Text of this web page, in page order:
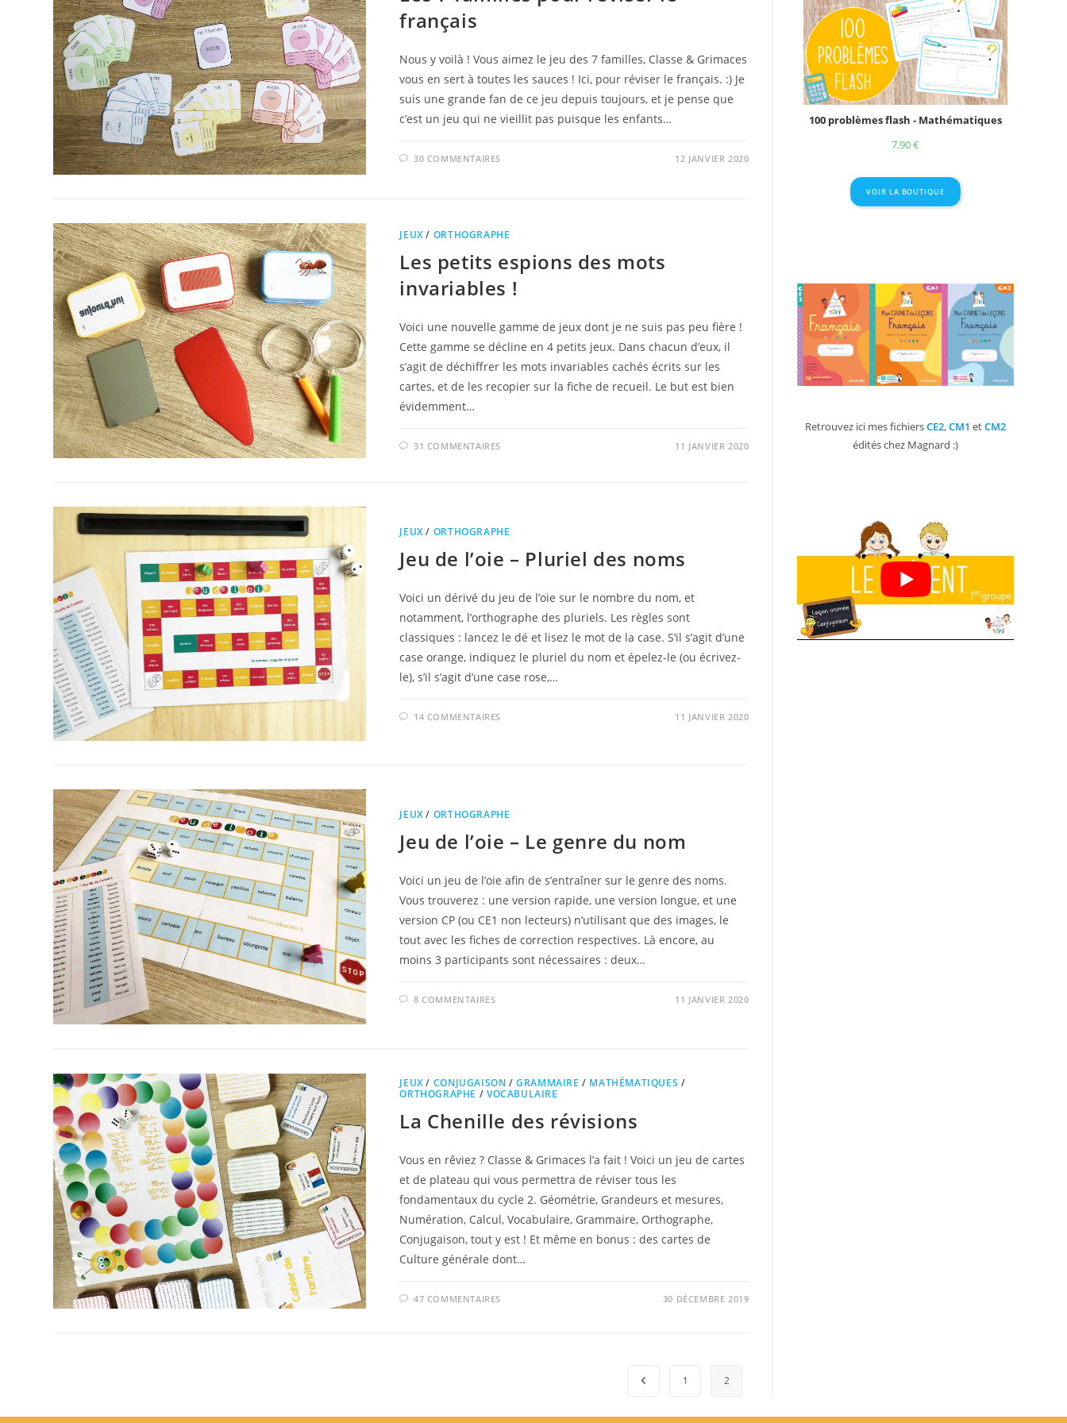
français
Nous y voilà ! Vous aimez le jeu des 7 familles, Classe & Grimaces
vous en sert à toutes les sauces ! Ici, pour réviser le français. :) Je
suis une grande fan de ce jeu depuis toujours, et je pense que
c’est un jeu qui ne vieillit pas puisque les enfants…
30 COMMENTAIRES 12 JANVIER 2020
JEUX/ ORTHOGRAPHE
Les petits espions des mots
invariables !
Voici une nouvelle gamme de jeux dont je ne suis pas peu fière !
Cette gamme se décline en 4 petits jeux. Dans chacun d’eux, il
s’agit de déchiffrer les mots invariables cachés écrits sur les
cartes, et de les recopier sur la fiche de recueil. Le but est bien
évidemment…
31 COMMENTAIRES 11 JANVIER 2020
JEUX/ ORTHOGRAPHE
Jeu de l’oie – Pluriel des noms
Voici un dérivé du jeu de l’oie sur le nombre du nom, et
notamment, l’orthographe des pluriels. Les règles sont
classiques : lancez le dé et lisez le mot de la case. S’il s’agit d’une
case orange, indiquez le pluriel du nom et épelez-le (ou écrivez-
le), s’il s’agit d’une case rose,…
14 COMMENTAIRES 11 JANVIER 2020
JEUX/ ORTHOGRAPHE
Jeu de l’oie – Le genre du nom
Voici un jeu de l’oie afin de s’entraîner sur le genre des noms.
Vous trouverez : une version rapide, une version longue, et une
version CP (ou CE1 non lecteurs) n’utilisant que des images, le
tout avec les fiches de correction respectives. Là encore, au
moins 3 participants sont nécessaires : deux…
8 COMMENTAIRES 11 JANVIER 2020
JEUX/ CONJUGAISON /GRAMMAIRE / MATHÉMATIQUES /
ORTHOGRAPHE / VOCABULAIRE
La Chenille des révisions
Vous en rêviez ? Classe & Grimaces l’a fait ! Voici un jeu de cartes
et de plateau qui vous permettra de réviser tous les
fondamentaux du cycle 2. Géométrie, Grandeurs et mesures,
Numération, Calcul, Vocabulaire, Grammaire, Orthographe,
Conjugaison, tout y est ! Et même en bonus : des cartes de
Culture générale dont…
47 COMMENTAIRES 30 DÉCEMBRE 2019
Go to the previous page
1 2
100 problèmes flash - Mathématiques
7,90€
VOIR LA BOUTIQUE
Retrouvez ici mes fichiersCE2,CM1 etCM2
édités chez Magnard :)